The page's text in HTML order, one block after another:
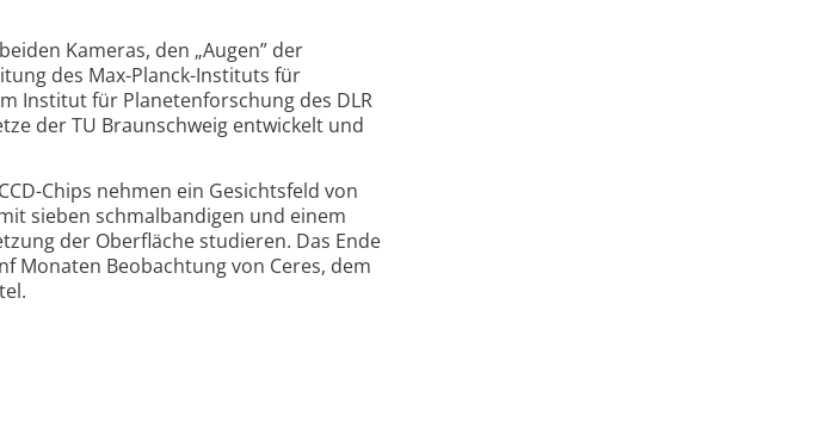
Kameras, den „Augen” der
des Max-Planck-Instituts für
Institut für Planetenforschung des DLR
der TU Braunschweig entwickelt und
Chips nehmen ein Gesichtsfeld von
sieben schmalbandigen und einem
der Oberfläche studieren. Das Ende
Monaten Beobachtung von Ceres, dem